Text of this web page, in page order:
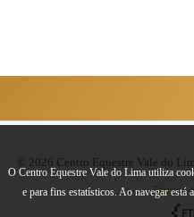
© 2026 Centro Equestre Vale do
Termos
O Centro Equestre Vale do Lima utiliza
e para fins estatísticos. Ao navegar está